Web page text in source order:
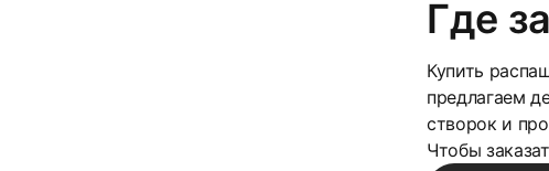
Где
Купить
предлагаем
створок и
Чтобы